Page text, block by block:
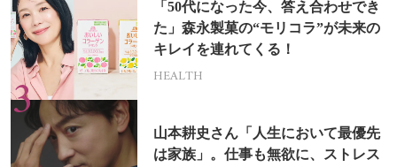
「50代になった今、答え合わせでき
た」森永製菓の“モリコラ”が未来の
キレイを連れてくる！
HEALTH
山本耕史さん「人生において最優先
は家族」。仕事も無欲に、ストレス